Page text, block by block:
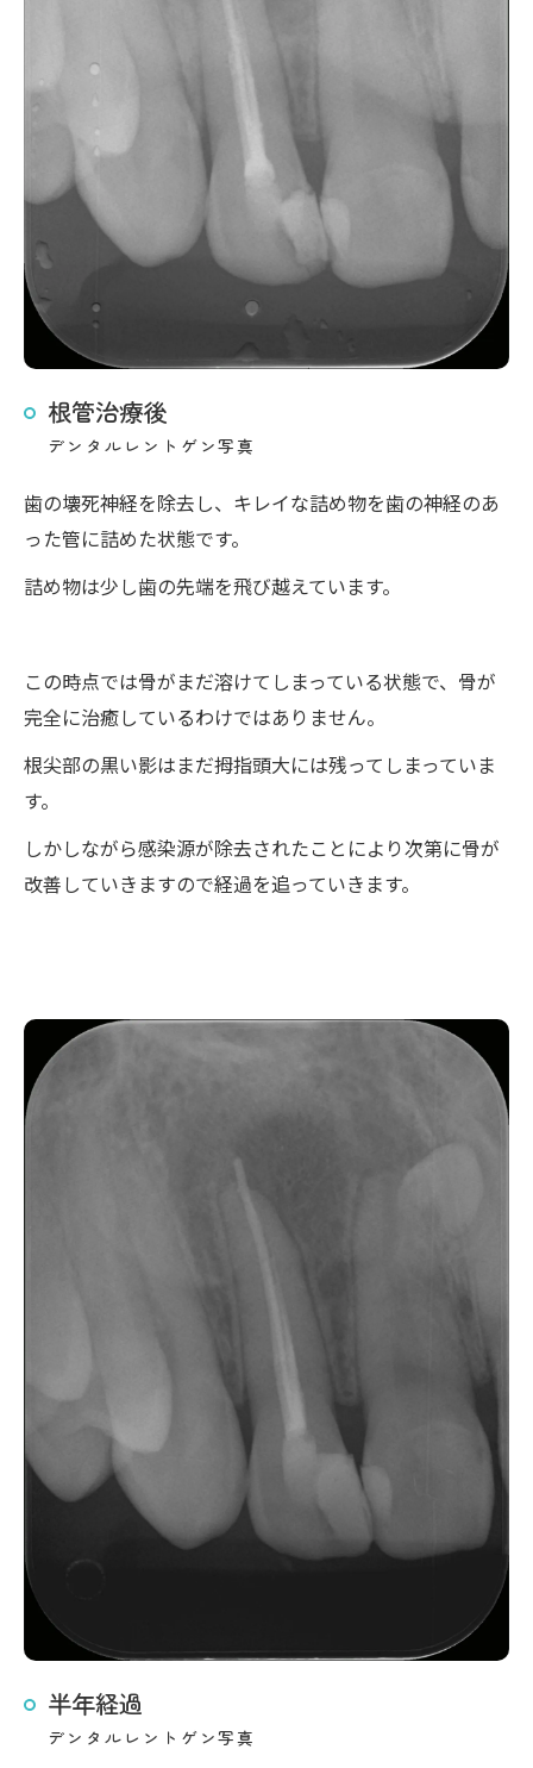
根管治療後
デンタルレントゲン写真
歯の壊死神経を除去し、キレイな詰め物を歯の神経のあ
った管に詰めた状態です。
詰め物は少し歯の先端を飛び越えています。
この時点では骨がまだ溶けてしまっている状態で、骨が
完全に治癒しているわけではありません。
根尖部の黒い影はまだ拇指頭大には残ってしまっていま
す。
しかしながら感染源が除去されたことにより次第に骨が
改善していきますので経過を追っていきます。
半年経過
デンタルレントゲン写真